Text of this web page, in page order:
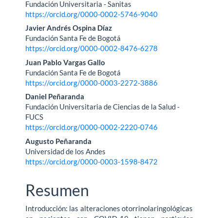
Fundación Universitaria - Sanitas
https://orcid.org/0000-0002-5746-9040
Javier Andrés Ospina Díaz
Fundación Santa Fe de Bogotá
https://orcid.org/0000-0002-8476-6278
Juan Pablo Vargas Gallo
Fundación Santa Fe de Bogotá
https://orcid.org/0000-0003-2272-3886
Daniel Peñaranda
Fundación Universitaria de Ciencias de la Salud -
FUCS
https://orcid.org/0000-0002-2220-0746
Augusto Peñaranda
Universidad de los Andes
https://orcid.org/0000-0003-1598-8472
Resumen
Introducción: las alteraciones otorrinolaringológicas